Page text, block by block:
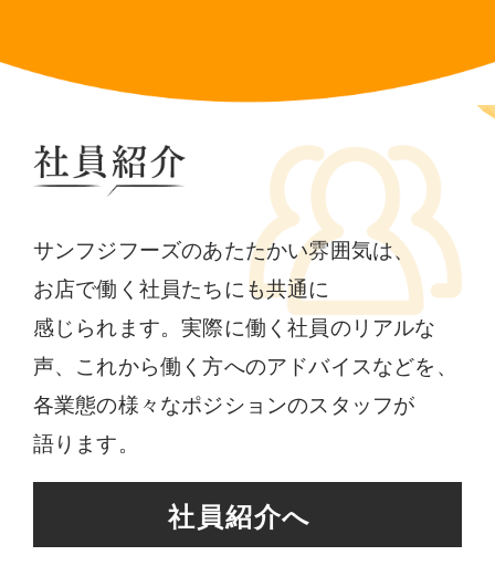
サンフジフーズのあたたかい雰囲気は、
お店で働く社員たちにも共通に
感じられます。実際に働く社員のリアルな
声、これから働く方へのアドバイスなどを、
各業態の様々なポジションのスタッフが
語ります。
社員紹介へ